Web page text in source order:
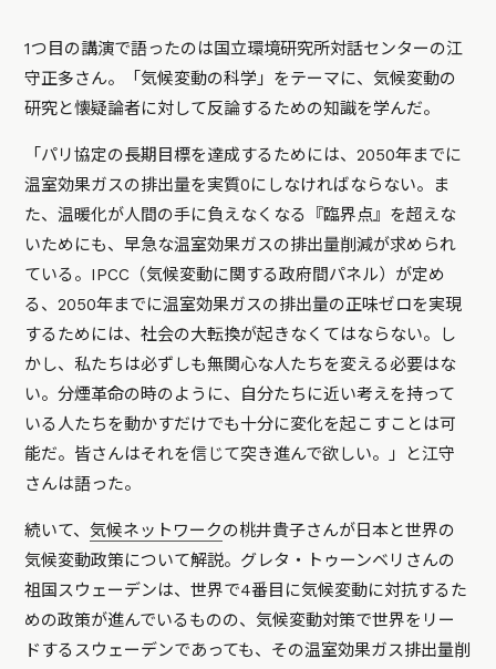
1つ目の講演で語ったのは国立環境研究所対話センターの江
守正多さん。「気候変動の科学」をテーマに、気候変動の
研究と懐疑論者に対して反論するための知識を学んだ。
「パリ協定の長期目標を達成するためには、2050年までに
温室効果ガスの排出量を実質0にしなければならない。ま
た、温暖化が人間の手に負えなくなる『臨界点』を超えな
いためにも、早急な温室効果ガスの排出量削減が求められ
ている。IPCC（気候変動に関する政府間パネル）が定め
る、2050年までに温室効果ガスの排出量の正味ゼロを実現
するためには、社会の大転換が起きなくてはならない。し
かし、私たちは必ずしも無関心な人たちを変える必要はな
い。分煙革命の時のように、自分たちに近い考えを持って
いる人たちを動かすだけでも十分に変化を起こすことは可
能だ。皆さんはそれを信じて突き進んで欲しい。」と江守
さんは語った。
続いて、気候ネットワークの桃井貴子さんが日本と世界の
気候変動政策について解説。グレタ・トゥーンベリさんの
祖国スウェーデンは、世界で4番目に気候変動に対抗するた
めの政策が進んでいるものの、気候変動対策で世界をリー
ドするスウェーデンであっても、その温室効果ガス排出量削